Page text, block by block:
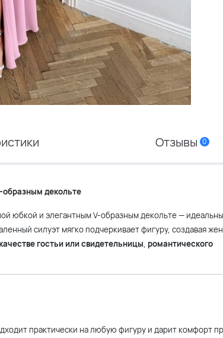
Отзывы 0
образным декольте
юбкой и элегантным V-образным декольте —
силуэт мягко подчеркивает фигуру, создавая
гостьи или свидетельницы, романтического
практически на любую фигуру и дарит комфорт